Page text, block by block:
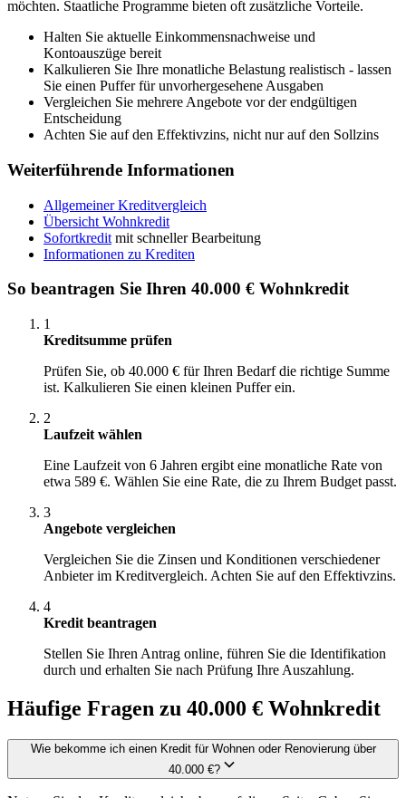
möchten. Staatliche Programme bieten oft zusätzliche Vorteile.
Halten Sie aktuelle Einkommensnachweise und
Kontoauszüge bereit
Kalkulieren Sie Ihre monatliche Belastung realistisch - lassen
Sie einen Puffer für unvorhergesehene Ausgaben
Vergleichen Sie mehrere Angebote vor der endgültigen
Entscheidung
Achten Sie auf den Effektivzins, nicht nur auf den Sollzins
Weiterführende Informationen
Allgemeiner Kreditvergleich
Übersicht Wohnkredit
Sofortkredit mit schneller Bearbeitung
Informationen zu Krediten
So beantragen Sie Ihren 40.000 € Wohnkredit
1
Kreditsumme prüfen
Prüfen Sie, ob 40.000 € für Ihren Bedarf die richtige Summe
ist. Kalkulieren Sie einen kleinen Puffer ein.
2
Laufzeit wählen
Eine Laufzeit von 6 Jahren ergibt eine monatliche Rate von
etwa 589 €. Wählen Sie eine Rate, die zu Ihrem Budget passt.
3
Angebote vergleichen
Vergleichen Sie die Zinsen und Konditionen verschiedener
Anbieter im Kreditvergleich. Achten Sie auf den Effektivzins.
4
Kredit beantragen
Stellen Sie Ihren Antrag online, führen Sie die Identifikation
durch und erhalten Sie nach Prüfung Ihre Auszahlung.
Häufige Fragen zu 40.000 € Wohnkredit
Wie bekomme ich einen Kredit für Wohnen oder Renovierung über
40.000 €?